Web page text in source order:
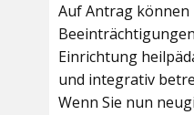
Auf Antrag können
Einrichtung
und integrativ
Wenn Sie nun